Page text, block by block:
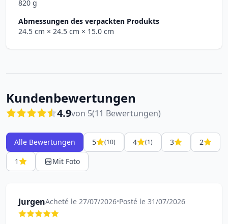
820 g
Abmessungen des verpackten Produkts
24.5 cm × 24.5 cm × 15.0 cm
Kundenbewertungen
4.9von 5(11 Bewertungen)
Alle Bewertungen 5 (10) 4 (1) 3
2
1
Mit Foto
JurgenAcheté le 27/07/2026•Posté le 31/07/2026